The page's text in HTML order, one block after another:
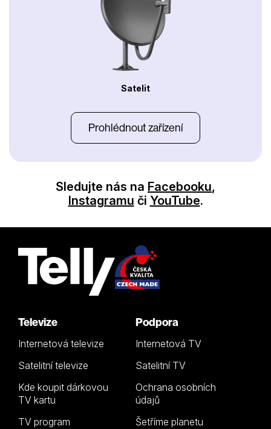
Satelit
Prohlédnout zařízení
Sledujte nás na Facebooku,
Instagramu či YouTube.
Televize
Internetová televize
Satelitní televize
Kde koupit dárkovou
TV kartu
TV program
Podpora
Internetová TV
Satelitní TV
Ochrana osobních
údajů
Šetříme planetu